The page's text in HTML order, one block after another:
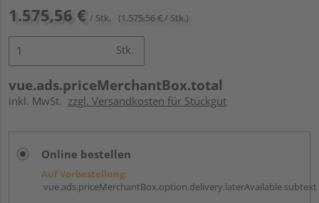
1.575,56 € / Stk. (1.575,56 € / Stk.)
Stk.
vue.ads.priceMerchantBox.total
inkl. MwSt. zzgl. Versandkosten für Stückgut
Online bestellen
Auf Vorbestellung:
vue.ads.priceMerchantBox.option.delivery.laterAvailable.subtext